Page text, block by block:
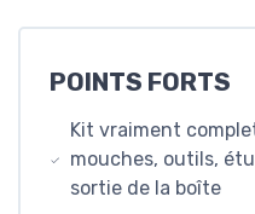
POINTS FORTS
Kit vraiment
mouches, outils,
sortie de la boîte